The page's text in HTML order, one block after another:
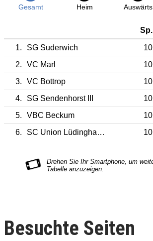
Gesamt Heim Auswärts
Sp.
1. SG Suderwich 10
2.
VC Marl 10
3.
VC Bottrop 10
4.
SG Sendenhorst III 10
5.
VBC Beckum 10
6.
SC Union Lüdinghausen 10
Besuchte Seiten